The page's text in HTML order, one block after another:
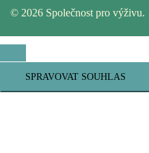
© 2026 Společnost pro výživu.
SPRAVOVAT SOUHLAS